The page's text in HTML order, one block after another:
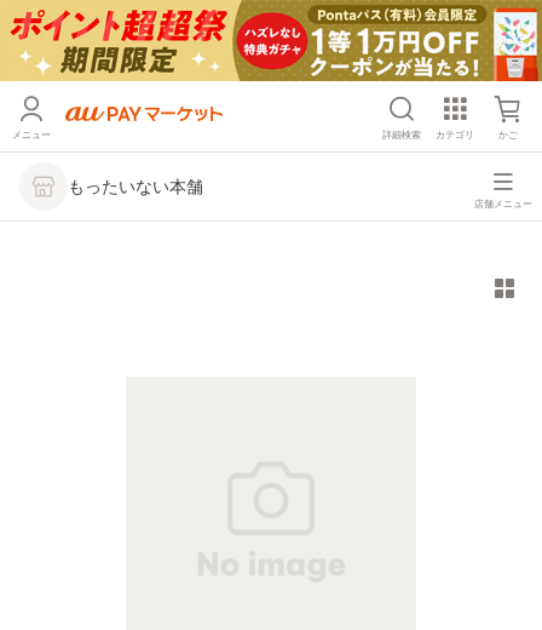
メニュー 詳細検索 カテゴリ かご
もったいない本舗
店舗メニュー